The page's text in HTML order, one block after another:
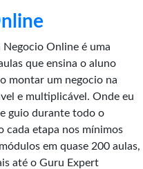
Online é uma
que ensina o aluno
montar um negocio na
e multiplicável. Onde eu
guio durante todo o
cada etapa nos mínimos
em quase 200 aulas,
até o Guru Expert